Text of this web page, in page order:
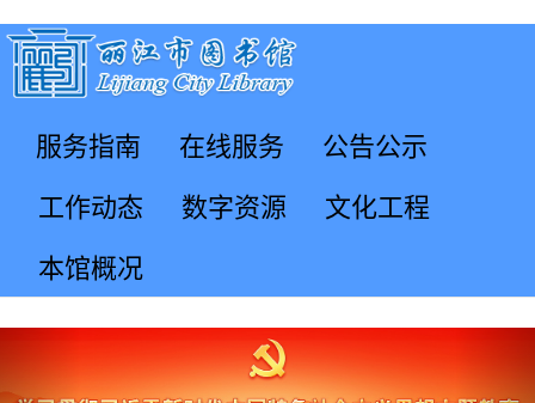
服务指南 在线服务
公告公示
工作动态
数字资源
文化工程
本馆概况
Previous